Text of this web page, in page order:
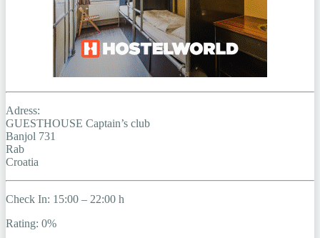
Adress:
GUESTHOUSE Captain’s club
Banjol 731
Rab
Croatia
Check In: 15:00 – 22:00 h
Rating: 0%